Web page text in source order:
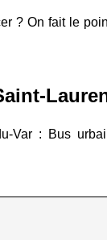
? On fait le
Var : Bus